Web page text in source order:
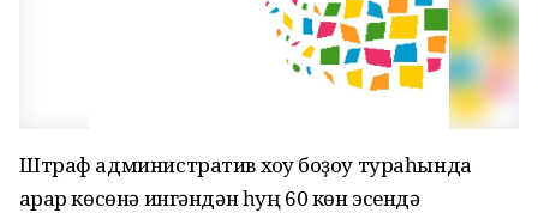
Штраф административ хоҡуҡ боҙоу тураһында
ҡарар көсөнә ингәндән һуң 60 көн эсендә